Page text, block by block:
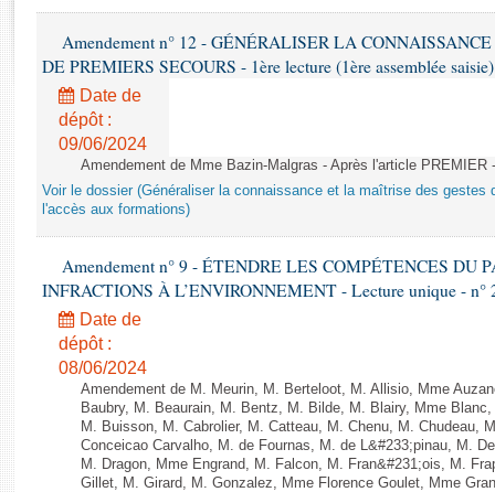
Rapports sur l'application des lois
Baromètre de l’application des lois
Dossiers législatifs
Questions écrites et orales
Amendement n° 12 - GÉNÉRALISER LA
DE PREMIERS SECOURS - 1ère lecture (1ère assemblée
Date de
dépôt :
09/06/2024
Amendement de Mme Bazin-Malgras - Après l'article PREMIER
Voir le dossier (Généraliser la connaissance et la maîtrise des gestes
l'accès aux formations)
Amendement n° 9 - ÉTENDRE LES COMPÉTENCES DU
INFRACTIONS À L’ENVIRONNEMENT - Lecture unique - n°
Date de
dépôt :
08/06/2024
Amendement de M. Meurin, M. Berteloot, M. Allisio, Mme
Baubry, M. Beaurain, M. Bentz, M. Bilde, M. Blairy, Mme
M. Buisson, M. Cabrolier, M. Catteau, M. Chenu, M. Chudeau,
Conceicao Carvalho, M. de Fournas, M. de L&#233;pinau, M.
M. Dragon, Mme Engrand, M. Falcon, M. Fran&#231;ois, M.
Gillet, M. Girard, M. Gonzalez, Mme Florence Goulet, Mme